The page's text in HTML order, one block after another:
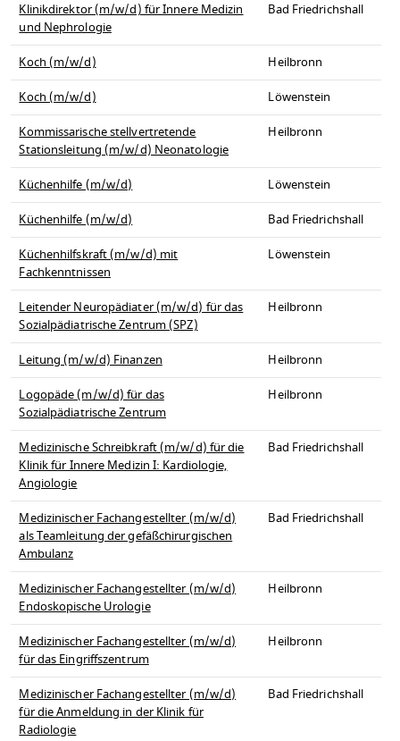
Klinikdirektor (m/w/d) für Innere Medizin
und Nephrologie
Bad Friedrichshall
Koch (m/w/d)
Heilbronn
Koch (m/w/d)
Löwenstein
Kommissarische stellvertretende
Stationsleitung (m/w/d) Neonatologie
Heilbronn
Küchenhilfe (m/w/d)
Löwenstein
Küchenhilfe (m/w/d)
Bad Friedrichshall
Küchenhilfskraft (m/w/d) mit
Fachkenntnissen
Löwenstein
Leitender Neuropädiater (m/w/d) für das
Sozialpädiatrische Zentrum (SPZ)
Heilbronn
Leitung (m/w/d) Finanzen
Heilbronn
Logopäde (m/w/d) für das
Sozialpädiatrische Zentrum
Heilbronn
Medizinische Schreibkraft (m/w/d) für die
Klinik für Innere Medizin I: Kardiologie,
Angiologie
Bad Friedrichshall
Medizinischer Fachangestellter (m/w/d)
als Teamleitung der gefäßchirurgischen
Ambulanz
Bad Friedrichshall
Medizinischer Fachangestellter (m/w/d)
Endoskopische Urologie
Heilbronn
Medizinischer Fachangestellter (m/w/d)
für das Eingriffszentrum
Heilbronn
Medizinischer Fachangestellter (m/w/d)
für die Anmeldung in der Klinik für
Radiologie
Bad Friedrichshall